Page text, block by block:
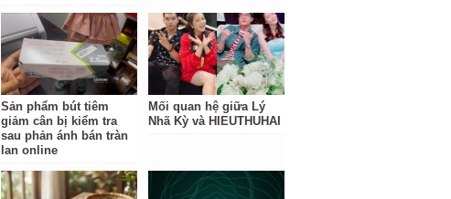
Sản phẩm bút tiêm
giảm cân bị kiểm tra
sau phản ánh bán tràn
lan online
Mối quan hệ giữa Lý
Nhã Kỳ và HIEUTHUHAI